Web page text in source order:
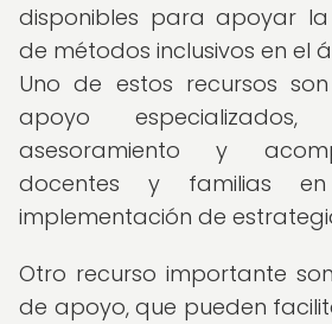
disponibles para apoyar la
de métodos inclusivos en el
Uno de estos recursos
apoyo
asesoramiento y
docentes y familias
implementación de
Otro recurso importante
de apoyo, que pueden